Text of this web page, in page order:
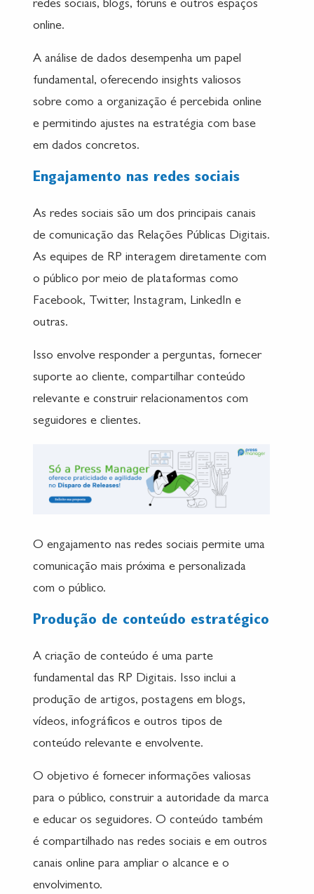
redes sociais, blogs, fóruns e outros espaços
online.
A análise de dados desempenha um papel
fundamental, oferecendo insights valiosos
sobre como a organização é percebida online
e permitindo ajustes na estratégia com base
em dados concretos.
Engajamento nas redes sociais
As redes sociais são um dos principais canais
de comunicação das Relações Públicas Digitais.
As equipes de RP interagem diretamente com
o público por meio de plataformas como
Facebook, Twitter, Instagram, LinkedIn e
outras.
Isso envolve responder a perguntas, fornecer
suporte ao cliente, compartilhar conteúdo
relevante e construir relacionamentos com
seguidores e clientes.
O engajamento nas redes sociais permite uma
comunicação mais próxima e personalizada
com o público.
Produção de conteúdo estratégico
A criação de conteúdo é uma parte
fundamental das RP Digitais. Isso inclui a
produção de artigos, postagens em blogs,
vídeos, infográficos e outros tipos de
conteúdo relevante e envolvente.
O objetivo é fornecer informações valiosas
para o público, construir a autoridade da marca
e educar os seguidores. O conteúdo também
é compartilhado nas redes sociais e em outros
canais online para ampliar o alcance e o
envolvimento.